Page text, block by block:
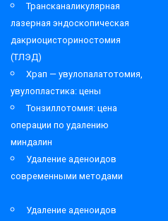
Трансканаликулярная
лазерная эндоскопическая
дакриоцисториностомия
(ТЛЭД)
Храп — увулопалатотомия,
увулопластика: цены
Тонзиллотомия: цена
операции по удалению
миндалин
Удаление аденоидов
современными методами
Удаление аденоидов